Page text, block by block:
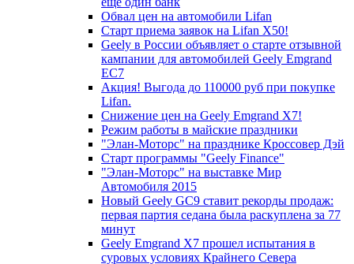
Обвал цен на автомобили Lifan
Старт приема заявок на Lifan X50!
Geely в России объявляет о старте отзывной
кампании для автомобилей Geely Emgrand
EC7
Акция! Выгода до 110000 руб при покупке
Lifan.
Снижение цен на Geely Emgrand X7!
Режим работы в майские праздники
"Элан-Моторс" на празднике Кроссовер Дэй
Старт программы "Geely Finance"
"Элан-Моторс" на выставке Мир
Автомобиля 2015
Новый Geely GC9 ставит рекорды продаж:
первая партия седана была раскуплена за 77
минут
Geely Emgrand X7 прошел испытания в
суровых условиях Крайнего Севера